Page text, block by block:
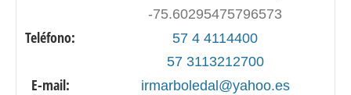
-75.60295475796573
Teléfono:
57 4 4114400
57 3113212700
E-mail: irmarboledal@yahoo.es